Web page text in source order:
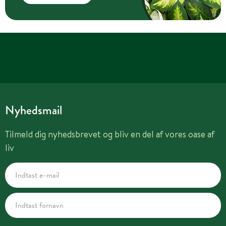
Nyhedsmail
Tilmeld dig nyhedsbrevet og bliv en del af vores oase af
liv